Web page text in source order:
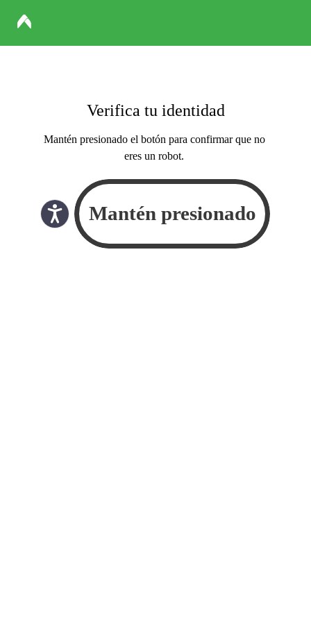
Verifica tu identidad
Mantén presionado el botón para confirmar que no
eres un robot.